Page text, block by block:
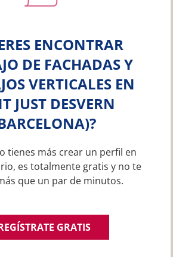
ENCONTRAR
DE FACHADAS Y
VERTICALES EN
JUST DESVERN
tienes más crear un perfil en
es totalmente gratis y no te
que un par de minutos.
GRATIS